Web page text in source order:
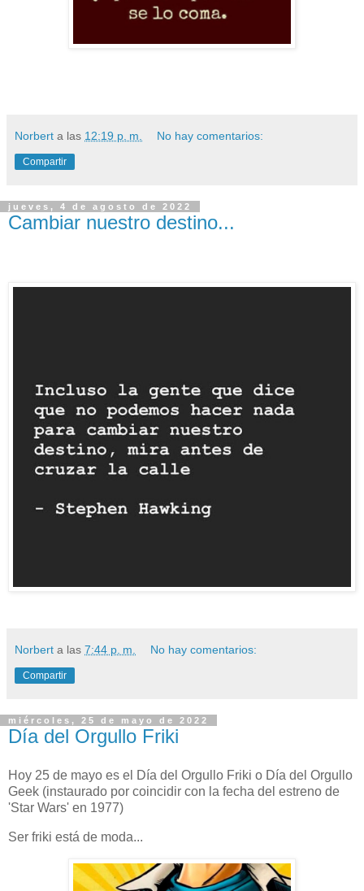
Norbert a las 12:19 p. m. No hay comentarios:
Compartir
jueves, 4 de agosto de 2022
Cambiar nuestro destino...
Norbert a las 7:44 p. m. No hay comentarios:
Compartir
miércoles, 25 de mayo de 2022
Día del Orgullo Friki
Hoy 25 de mayo es el Día del Orgullo Friki o Día del Orgullo
Geek (instaurado por coincidir con la fecha del estreno de
'Star Wars' en 1977)
Ser friki está de moda...